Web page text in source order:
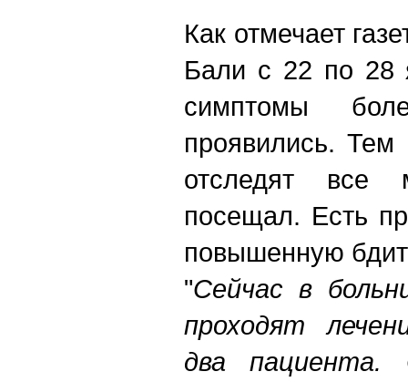
Как отмечает
Бали с 22 по 28
симптомы
проявились.
отследят все
посещал. Есть
повышенную
"Сейчас в
проходят
два пациента.